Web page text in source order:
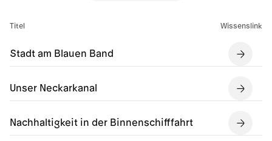
Titel Wissenslink
Stadt am Blauen Band
Unser Neckarkanal
Nachhaltigkeit in der Binnenschifffahrt